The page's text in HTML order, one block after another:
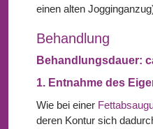
einen alten
Behandlung
Behandlungsdauer:
1. Entnahme des
Wie bei einer
deren Kontur sich